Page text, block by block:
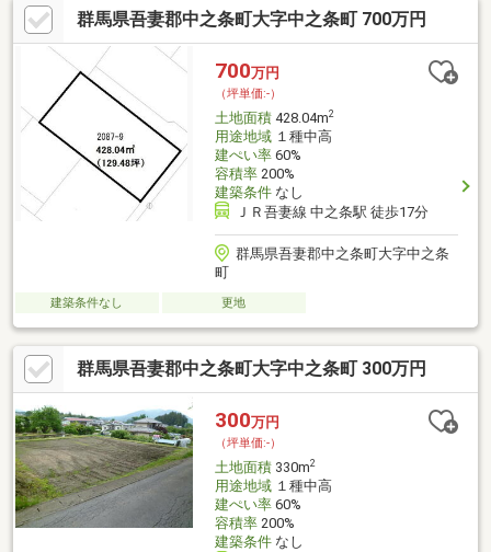
群馬県吾妻郡中之条町大字中之条町 700万円
700万円
（坪単価:-）
土地面積428.04m2
用途地域１種中高
建ぺい率60%
容積率200%
建築条件なし
ＪＲ吾妻線 中之条駅 徒歩17分
群馬県吾妻郡中之条町大字中之条
町
建築条件なし 更地
群馬県吾妻郡中之条町大字中之条町 300万円
300万円
（坪単価:-）
土地面積330m2
用途地域１種中高
建ぺい率60%
容積率200%
建築条件なし